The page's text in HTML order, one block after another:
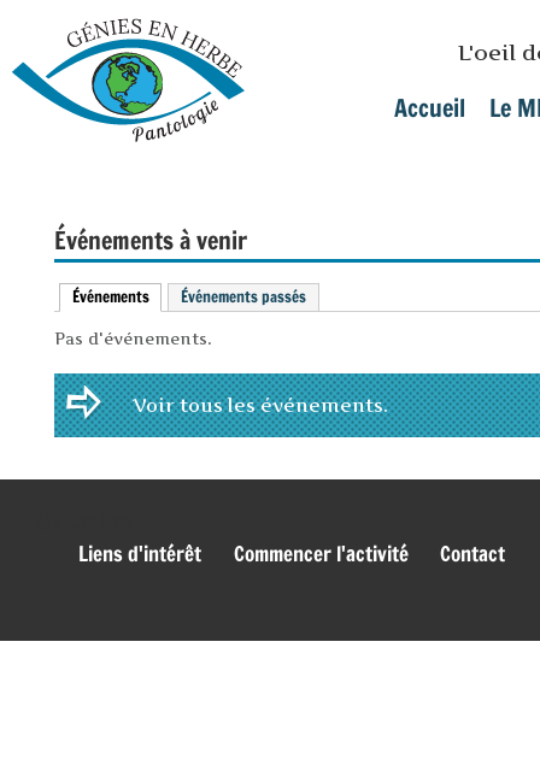
L'oeil
Main menu
Accueil Le
Événements à venir
Événements(active tab)
Événements passés
Pas d'événements.
Voir tous les événements.
Liens d'intérêt Commencer l'activité Contact